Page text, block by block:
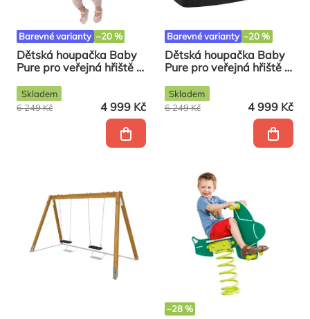
Barevné varianty –20 %
Dětská houpačka Baby
Pure pro veřejná hřiště -
4 999 Kč
6 249 Kč
Skladem
Barevné varianty –20 %
Dětská houpačka Baby
Pure pro veřejná hřiště -
4 999 Kč
6 249 Kč
Skladem
–28 %